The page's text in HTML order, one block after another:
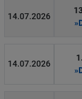
14.07.2026
14.07.2026